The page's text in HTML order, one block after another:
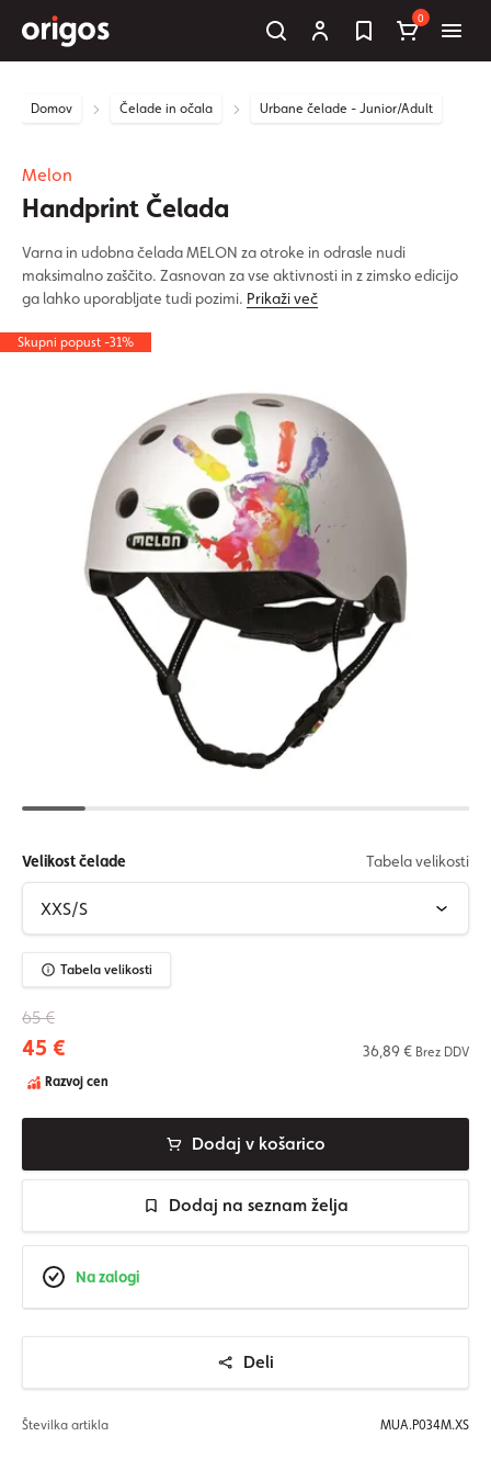
0
Domov Čelade in očala Urbane čelade - Junior/Adult
Melon
Handprint Čelada
Varna in udobna čelada MELON za otroke in odrasle nudi
maksimalno zaščito. Zasnovan za vse aktivnosti in z zimsko edicijo
ga lahko uporabljate tudi pozimi. Prikaži več
Skupni popust -31%
Velikost čelade Tabela velikosti
Tabela velikosti
65 €
45 € 36,89 € Brez DDV
Razvoj cen
Dodaj v košarico
Dodaj na seznam želja
Na zalogi
Deli
Številka artikla MUA.P034M.XS